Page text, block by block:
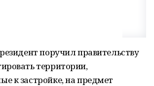
поручил правительству
территории,
к застройке, на предмет